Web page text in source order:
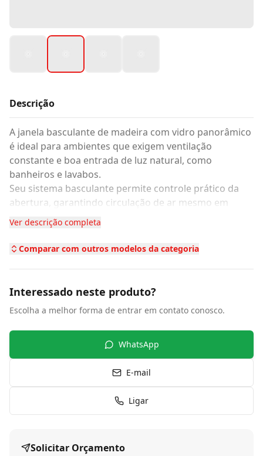
Descrição
A janela basculante de madeira com vidro panorâmico
é ideal para ambientes que exigem ventilação
constante e boa entrada de luz natural, como
banheiros e lavabos.
Seu sistema basculante permite controle prático da
abertura, garantindo circulação de ar mesmo em
espaços reduzidos. O vidro panorâmico proporciona
luminosidade, valorizando o ambiente.
Fabricada em madeira de alta qualidade, oferece
instalada.Na Madel Madeiras, você encontra
soluções funcionais e sofisticadas para todos os
Solicite um orçamento com a equipe da Madel
Madeiras e encontre a solução ideal para seu
Ver descrição completa
Comparar com outros modelos da categoria
Interessado neste produto?
Escolha a melhor forma de entrar em contato conosco.
WhatsApp
E-mail
Ligar
Solicitar Orçamento